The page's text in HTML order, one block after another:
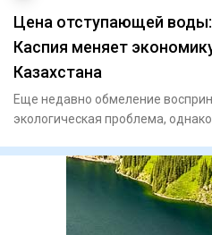
Цена отступающей
Каспия меняет
Казахстана
Еще недавно обмеление
экологическая проблема,